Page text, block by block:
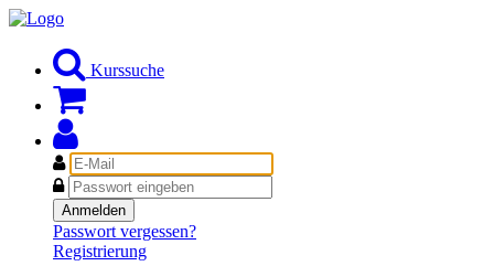
Kurssuche
E-
Mail
Passwort
Anmelden
Passwort vergessen?
Registrierung